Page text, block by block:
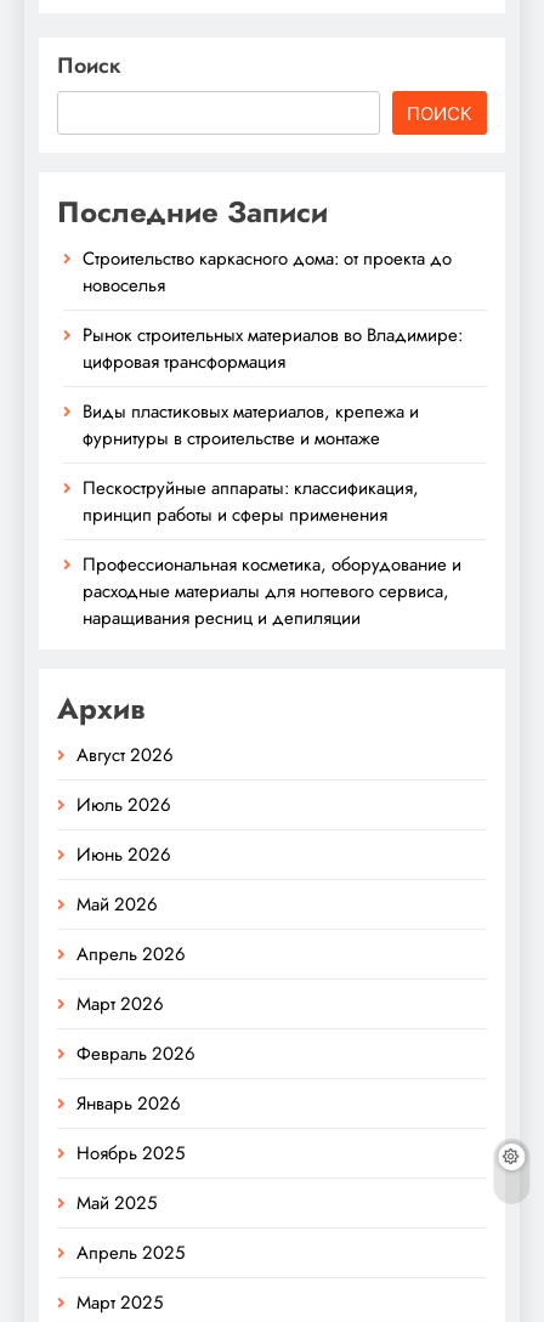
Поиск
ПОИСК
Последние Записи
Строительство каркасного дома: от проекта до
новоселья
Рынок строительных материалов во Владимире:
цифровая трансформация
Виды пластиковых материалов, крепежа и
фурнитуры в строительстве и монтаже
Пескоструйные аппараты: классификация,
принцип работы и сферы применения
Профессиональная косметика, оборудование и
расходные материалы для ногтевого сервиса,
наращивания ресниц и депиляции
Архив
Август 2026
Июль 2026
Июнь 2026
Май 2026
Апрель 2026
Март 2026
Февраль 2026
Январь 2026
Ноябрь 2025
Май 2025
Апрель 2025
Март 2025